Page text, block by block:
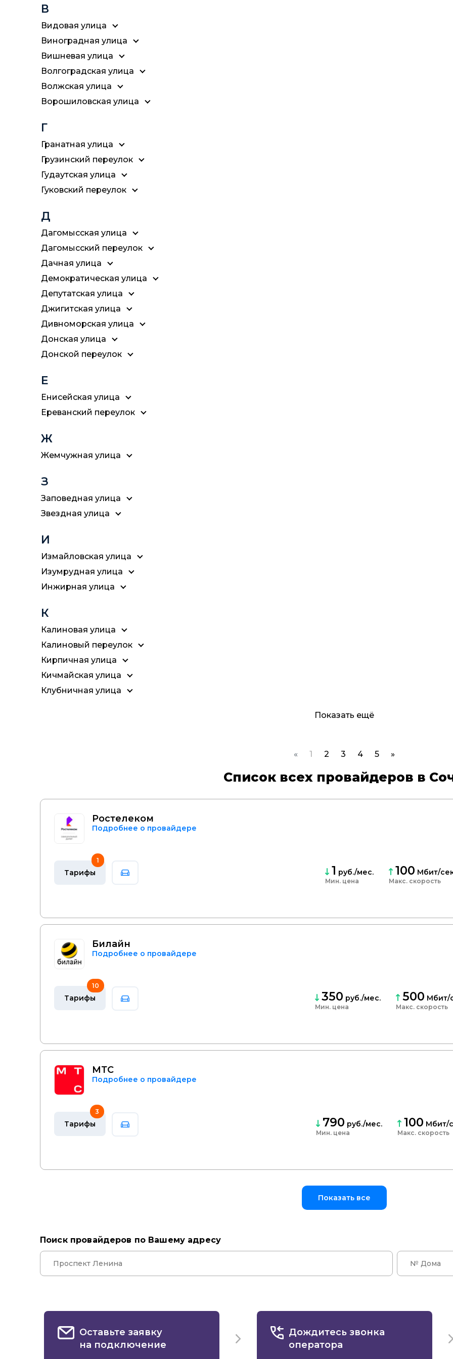
В
Видовая улица
Виноградная улица
Вишневая улица
Волгоградская улица
Волжская улица
Ворошиловская улица
Г
Гранатная улица
Грузинский переулок
Гудаутская улица
Гуковский переулок
Д
Дагомысская улица
Дагомысский переулок
Дачная улица
Демократическая улица
Депутатская улица
Джигитская улица
Дивноморская улица
Донская улица
Донской переулок
Е
Енисейская улица
Ереванский переулок
Ж
Жемчужная улица
З
Заповедная улица
Звездная улица
И
Измайловская улица
Изумрудная улица
Инжирная улица
К
Калиновая улица
Калиновый переулок
Кирпичная улица
Кичмайская улица
Клубничная улица
Показать ещё
« 1 2 3 4 5 »
Список всех провайдеров в
Ростелеком
Подробнее о провайдере
Тарифы
1
1 руб./мес.
Мин. цена
100 Мбит/
скорость
Билайн
Подробнее о провайдере
Тарифы
10
350 руб./мес.
Мин. цена
500 Мбит/
скорость
МТС
Подробнее о провайдере
Тарифы
3
790 руб./мес.
Мин. цена
100 Мбит/
скорость
Показать все
Поиск провайдеров по Вашему адресу
Оставьте заявку
на подключение
Дождитесь звонка
оператора